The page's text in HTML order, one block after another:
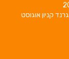
קניוןאוגוסט